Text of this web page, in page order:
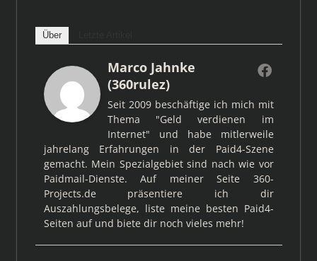
Über
Marco Jahnke
(360rulez)
Seit 2009 beschäftige ich mich mit
Thema "Geld verdienen im
Internet" und habe mitlerweile
jahrelang Erfahrungen in der Paid4-Szene
gemacht. Mein Spezialgebiet sind nach wie vor
Paidmail-Dienste. Auf meiner Seite 360-
Projects.de präsentiere ich dir
Auszahlungsbelege, liste meine besten Paid4-
Seiten auf und biete dir noch vieles mehr!